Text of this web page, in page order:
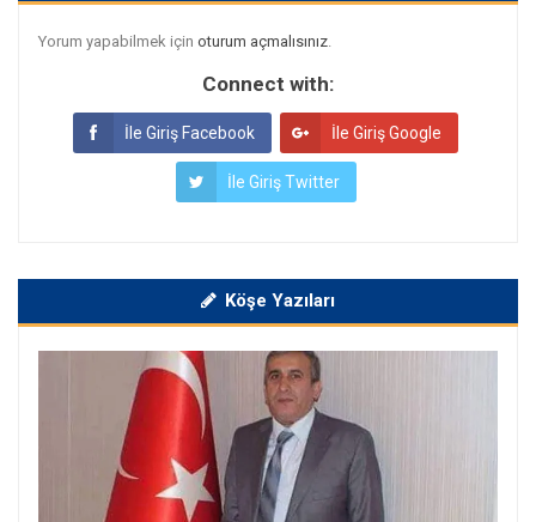
Yorum yapabilmek için oturum açmalısınız
Connect with:
İle Giriş Facebook İle Giriş Google
İle Giriş Twitter
Köşe Yazıları